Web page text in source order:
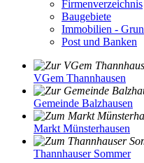
Firmenverzeichnis
Baugebiete
Immobilien -
Post und Banken
VGem Thannhausen
Gemeinde Balzhausen
Markt Münsterhausen
Thannhauser Sommer